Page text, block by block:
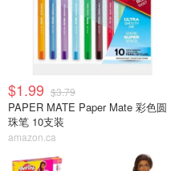
$1.99 $3.79
PAPER MATE Paper Mate 彩色圆
珠笔 10支装
amazon.ca